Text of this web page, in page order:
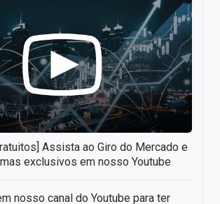
Assista ao Giro do Mercado e
exclusivos em nosso Youtube
nosso canal do Youtube para ter